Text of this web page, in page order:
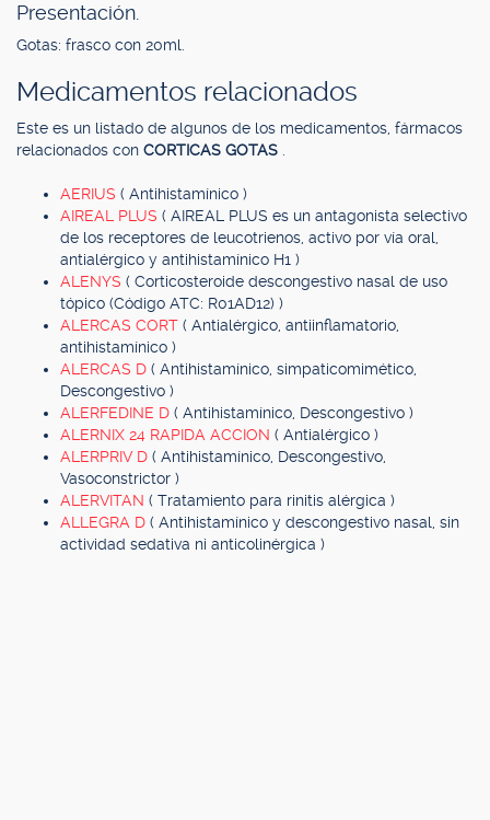
Presentación.
Gotas: frasco con 20ml.
Medicamentos relacionados
Este es un listado de algunos de los medicamentos, fármacos
relacionados con CORTICAS GOTAS
AERIUS ( Antihistamínico )
AIREAL PLUS ( AIREAL PLUS es un antagonista selectivo
de los receptores de leucotrienos, activo por vía oral,
antialérgico y antihistamínico H1 )
ALENYS ( Corticosteroide descongestivo nasal de uso
tópico (Código ATC: R01AD12) )
ALERCAS CORT ( Antialérgico, antiinflamatorio,
antihistamínico )
ALERCAS D ( Antihistamínico, simpaticomimético,
Descongestivo )
ALERFEDINE D ( Antihistamínico, Descongestivo )
ALERNIX 24 RAPIDA ACCION ( Antialérgico )
ALERPRIV D ( Antihistamínico, Descongestivo,
Vasoconstrictor )
ALERVITAN ( Tratamiento para rinitis alérgica )
ALLEGRA D ( Antihistamínico y descongestivo nasal, sin
actividad sedativa ni anticolinérgica )